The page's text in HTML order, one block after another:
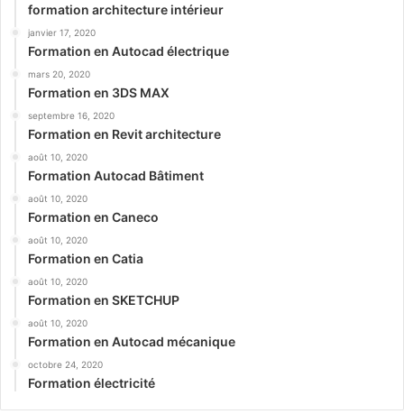
formation architecture intérieur
janvier 17, 2020
Formation en Autocad électrique
mars 20, 2020
Formation en 3DS MAX
septembre 16, 2020
Formation en Revit architecture
août 10, 2020
Formation Autocad Bâtiment
août 10, 2020
Formation en Caneco
août 10, 2020
Formation en Catia
août 10, 2020
Formation en SKETCHUP
août 10, 2020
Formation en Autocad mécanique
octobre 24, 2020
Formation électricité